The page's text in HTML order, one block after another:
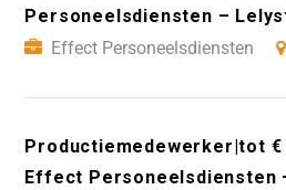
Personeelsdiensten –
Effect Personeelsdiensten
Productiemedewerker|tot €
Effect Personeelsdiensten